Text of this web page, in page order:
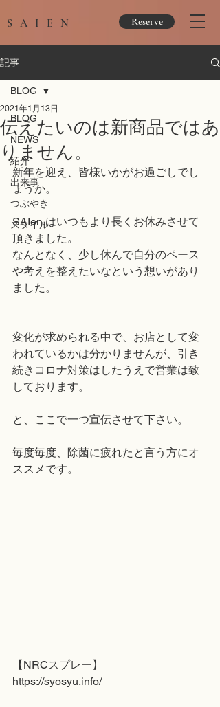
SAIEN Reserve
記事
BLOG
NEWS
紹介
出来事
つぶやき
スタイル
BLOG
伝えたいのは新商品ではあ
りません。
2021年1月13日
新年を迎え、皆様いかがお過ごしでし
ょうか。
SAIen.はいつもより長くお休みさせて
頂きました。
なんとなく、少し休んで自分のペース
や考えを整えたいなという想いがあり
ました。
変化が求められる中で、お店として変
われているかは分かりませんが、引き
続きコロナ対策はしたうえで営業は致
しております。
と、ここで一つ宣伝させて下さい。
毎度毎度、除菌に疲れたと言う方にオ
ススメです。
【NRCスプレー】
https://syosyu.info/